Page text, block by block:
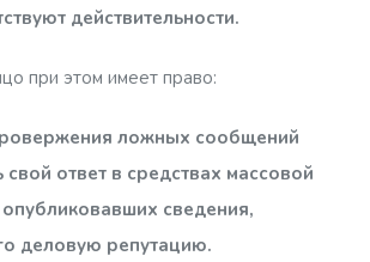
действительности.
при этом имеет право:
ложных сообщений
свой ответ в средствах массовой
сведения,
деловую репутацию.